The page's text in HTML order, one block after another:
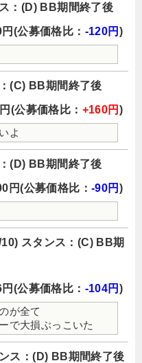
：(D) BB期間終了後
(公募価格比： -120円 )
(C) BB期間終了後
(公募価格比： +160円 )
よ
(D) BB期間終了後
円(公募価格比： -90円 )
スタンス：(C) BB期
(公募価格比： -104円 )
が全て
で大損ぶっこいた
ス：(D) BB期間終了後